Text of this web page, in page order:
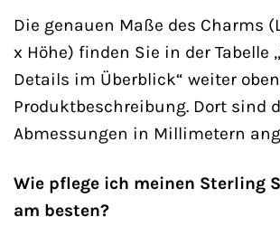
Die genauen Maße des Charms
x Höhe) finden Sie in der Tabelle
Details im Überblick“ weiter
Produktbeschreibung. Dort sind
Abmessungen in Millimetern
Wie pflege ich meinen Sterling
am besten?